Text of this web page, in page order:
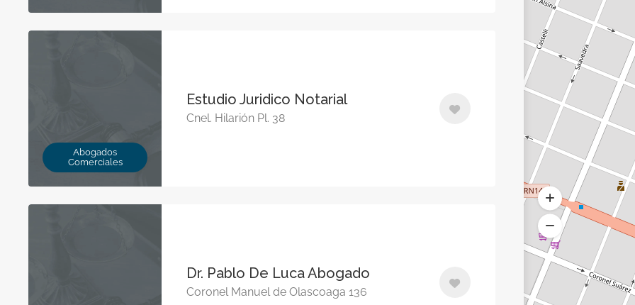
Abogados
Comerciales
Estudio Juridico Notarial
Cnel. Hilarión Pl. 38
Dr. Pablo De Luca Abogado
Coronel Manuel de Olascoaga 136